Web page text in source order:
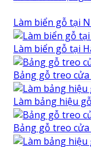
Làm biển gỗ tại
Làm biển gỗ tại
Bảng gỗ treo
Làm bảng hiệu
Bảng gỗ treo